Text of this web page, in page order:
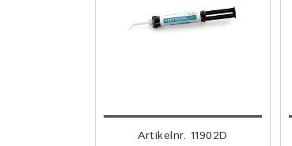
Artikelnr. 11902D